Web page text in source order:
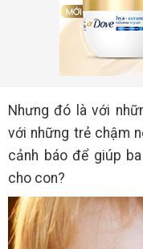
Nhưng đó là với
với những trẻ chậm
cảnh báo để giúp
cho con?